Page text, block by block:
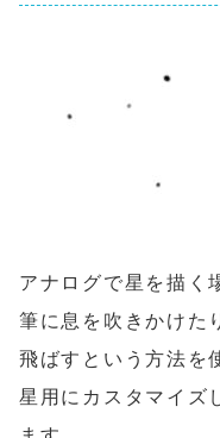
アナログで星を描く
筆に息を吹きかけた
飛ばすという方法を
星用にカスタマイズ